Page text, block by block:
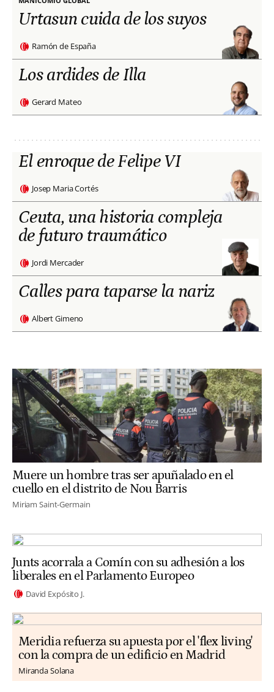
Urtasun cuida de los suyos
Ramón de España
Los ardides de Illa
Gerard Mateo
El enroque de Felipe VI
Josep Maria Cortés
Ceuta, una historia compleja
de futuro traumático
Jordi Mercader
Calles para taparse la nariz
Albert Gimeno
Muere un hombre tras ser apuñalado en el
cuello en el distrito de Nou Barris
Miriam Saint-Germain
Junts acorrala a Comín con su adhesión a los
liberales en el Parlamento Europeo
David Expósito J.
Meridia refuerza su apuesta por el 'flex living'
con la compra de un edificio en Madrid
Miranda Solana